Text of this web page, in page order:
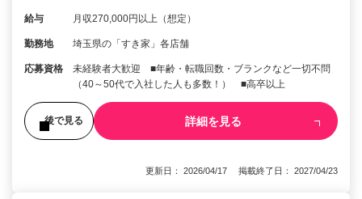
給与 月収270,000円以上（想定）
勤務地 埼玉県の「すき家」各店舗
応募資格
未経験者大歓迎 ■年齢・転職回数・ブランクなど一切不問
（40～50代で入社した人も多数！） ■高卒以上
後で見る 詳細を見る
更新日： 2026/04/17 掲載終了日： 2027/04/23